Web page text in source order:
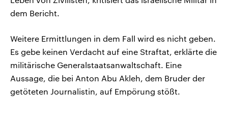
dem Bericht.
Weitere Ermittlungen in dem Fall wird es nicht geben.
Es gebe keinen Verdacht auf eine Straftat, erklärte die
militärische Generalstaatsanwaltschaft. Eine
Aussage, die bei Anton Abu Akleh, dem Bruder der
getöteten Journalistin, auf Empörung stößt.